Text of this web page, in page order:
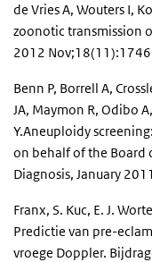
de Vries A, Wouters I,
zoonotic transmission
2012
Benn P, Borrell A,
JA, Maymon R, Odibo A,
Y.Aneuploidy
on behalf of the Board
Diagnosis, January
Franx, S. Kuc, E. J.
Predictie van pre-
vroege Doppler.